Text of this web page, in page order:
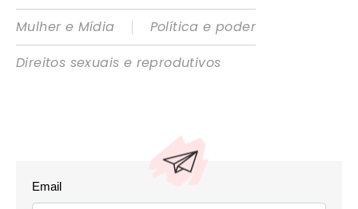
Mulher e Mídia
|
Política e poder
Direitos sexuais e reprodutivos